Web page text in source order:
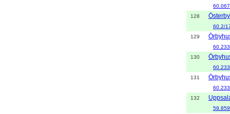
128
60.2/
129
130
131
132